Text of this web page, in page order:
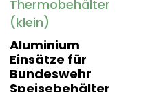
Aluminium
Einsätze für
Bundeswehr
Speisebehälter